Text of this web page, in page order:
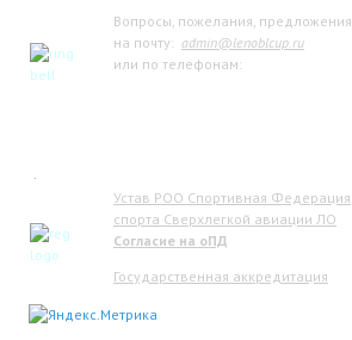
Вопросы, пожелания, предложения
на почту: admin@lenoblcup.ru
или по телефонам:
.
Устав РОО Спортивная Федерация
спорта Сверхлегкой авиации ЛО
Согласие на оПД
Государственная аккредитация